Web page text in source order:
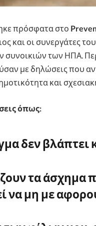
πρόσφατα στο
και οι συνεργάτες
συνοικιών των ΗΠΑ.
με δηλώσεις που
και
όπως:
δεν βλάπτει
τα άσχημα
να μη με